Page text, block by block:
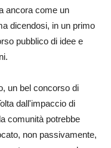
ancora come un
dicendosi, in un primo
pubblico di idee e
un bel concorso di
dall'impaccio di
comunità potrebbe
non passivamente,